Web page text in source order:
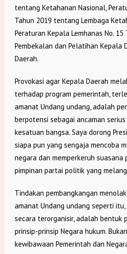
tentang Ketahanan Nasional,
Tahun 2019 tentang Lembaga
Peraturan Kepala Lemhanas No.
Pembekalan dan Pelatihan Kepala
Daerah.
Provokasi agar Kepala Daerah
terhadap program pemerintah,
amanat Undang undang, adalah
berpotensi sebagai ancaman
kesatuan bangsa. Saya dorong
siapa pun yang sengaja mencoba
negara dan memperkeruh suasana
pimpinan partai politik yang
Tindakan pembangkangan
amanat Undang undang seperti
secara terorganisir, adalah bentuk
prinsip-prinsip Negara hukum.
kewibawaan Pemerintah dan